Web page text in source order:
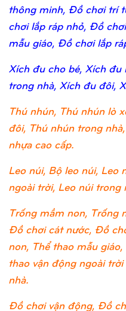
thông minh, Đồ chơi trí
chơi lắp ráp nhỏ, Đồ
mẫu giáo, Đồ chơi lắp
Xích đu cho bé, Xích
trong nhà, Xích đu đôi,
Thú nhún, Thú nhún lò
đôi, Thú nhún trong
nhựa cao cấp.
Leo núi, Bộ leo núi, Leo
ngoài trời, Leo núi trong
Trống mầm non, Trống
Đồ chơi cát nước, Đồ
non, Thể thao mẫu
thao vận động ngoài
nhà.
Đồ chơi vận động, Đồ